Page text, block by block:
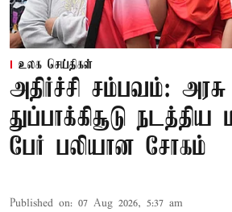
உலக செய்திகள்
அதிர்ச்சி சம்பவம்:
துப்பாக்கிசூடு
பேர் பலியான சோகம்
Published on: 07 Aug 2026, 5:37 am